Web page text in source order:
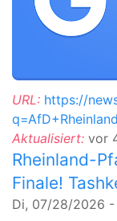
URL: https://
Aktualisiert: vor
Rheinland-
Finale!
Di, 07/28/2026